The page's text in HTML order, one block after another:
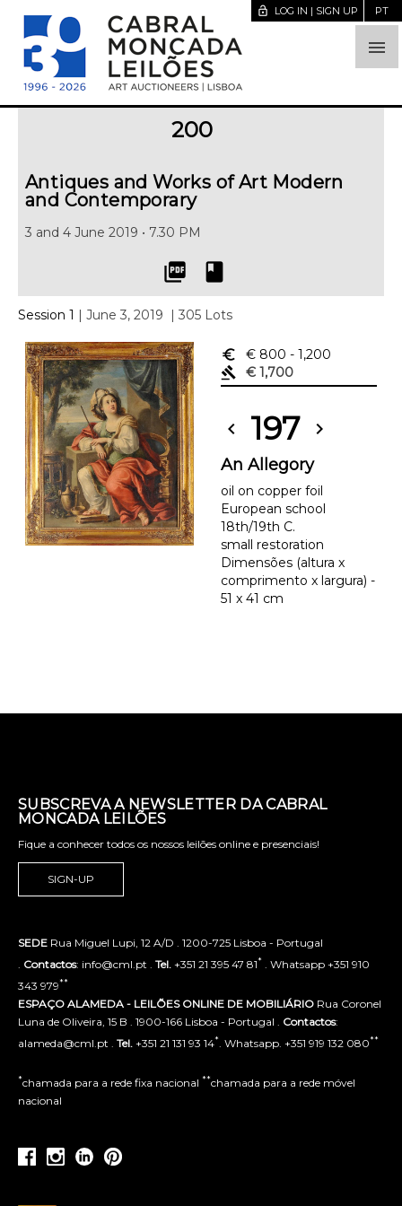

lock_open LOG IN | SIGN UP PT
200
Antiques and Works of Art Modern
and Contemporary
3 and 4 June 2019 • 7.30 PM
picture_as_pdf book
Session 1 | June 3, 2019 | 305 Lots
euro_symbol € 800 - 1,200
gavel
€ 1,700
chevron_left 197 chevron_right
An Allegory
oil on copper foil
European school
18th/19th C.
small restoration
Dimensões (altura x
comprimento x largura) -
51 x 41 cm
SUBSCREVA A NEWSLETTER DA CABRAL
MONCADA LEILÕES
Fique a conhecer todos os nossos leilões online e presenciais!
SIGN-UP
SEDE Rua Miguel Lupi, 12 A/D . 1200-725 Lisboa - Portugal
Contactos: info@cml.pt . Tel. +351 21 395 47 81* . Whatsapp +351 910
343 979**
ESPAÇO ALAMEDA - LEILÕES ONLINE DE MOBILIÁRIO Rua Coronel
Luna de Oliveira, 15 B . 1900-166 Lisboa - Portugal . Contactos:
alameda@cml.pt . Tel. +351 21 131 93 14* . Whatsapp. +351 919 132 080**
*chamada para a rede fixa nacional **chamada para a rede móvel
nacional